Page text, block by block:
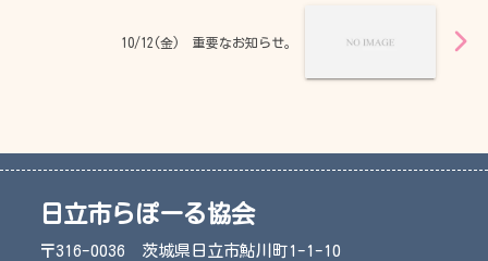
10/12(金) 重要なお知らせ。
日立市らぽーる協会
〒316-0036 茨城県日立市鮎川町1-1-10